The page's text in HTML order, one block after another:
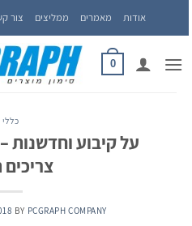
אודות מאמרים ממליצים צור
0
כללי
על קיבוע וחדשנות
צריכים
BY PCGRAPH COMPANY